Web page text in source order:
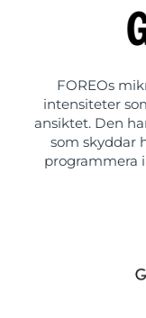
FOREOs
intensiteter
ansiktet. Den
som skyddar
programmera